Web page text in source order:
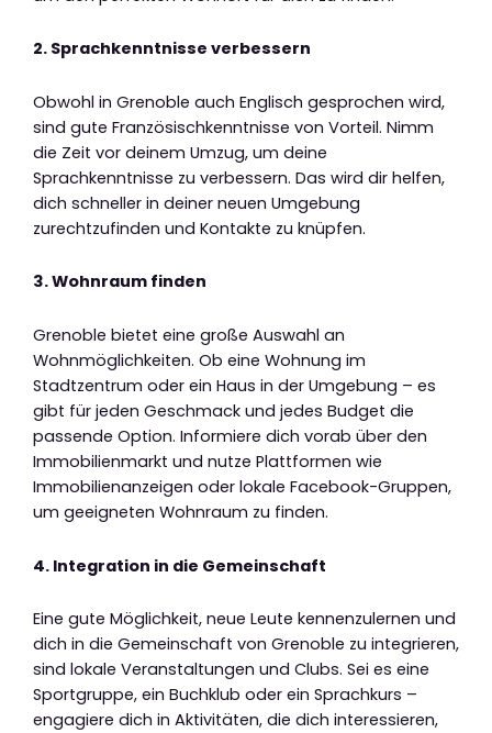
2. Sprachkenntnisse verbessern
Obwohl in Grenoble auch Englisch gesprochen wird,
sind gute Französischkenntnisse von Vorteil. Nimm
die Zeit vor deinem Umzug, um deine
Sprachkenntnisse zu verbessern. Das wird dir helfen,
dich schneller in deiner neuen Umgebung
zurechtzufinden und Kontakte zu knüpfen.
3. Wohnraum finden
Grenoble bietet eine große Auswahl an
Wohnmöglichkeiten. Ob eine Wohnung im
Stadtzentrum oder ein Haus in der Umgebung – es
gibt für jeden Geschmack und jedes Budget die
passende Option. Informiere dich vorab über den
Immobilienmarkt und nutze Plattformen wie
Immobilienanzeigen oder lokale Facebook-Gruppen,
um geeigneten Wohnraum zu finden.
4. Integration in die Gemeinschaft
Eine gute Möglichkeit, neue Leute kennenzulernen und
dich in die Gemeinschaft von Grenoble zu integrieren,
sind lokale Veranstaltungen und Clubs. Sei es eine
Sportgruppe, ein Buchklub oder ein Sprachkurs –
engagiere dich in Aktivitäten, die dich interessieren,